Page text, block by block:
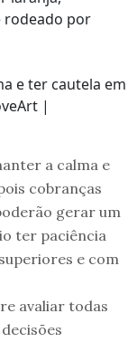
e ter cautela em
|
a calma e
cobranças
gerar um
ter paciência
e com
avaliar todas